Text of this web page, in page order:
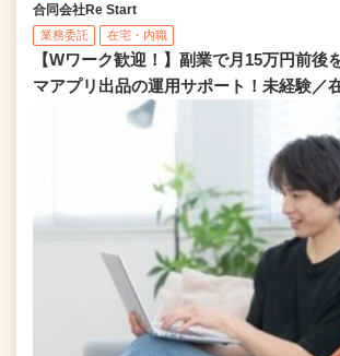
合同会社Re Start
業務委託 在宅・内職
【Wワーク歓迎！】副業で月15万円前後
マアプリ出品の運用サポート！未経験／